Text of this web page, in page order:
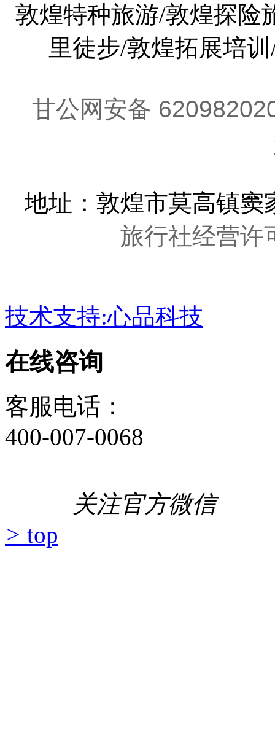
敦煌特种旅游/敦煌探险
里徒步/敦煌拓展培
甘公网安备
地址：敦煌市莫高镇
旅行社经营许
技术支持:心品科技
在线咨询
客服电话：
400-007-0068
关注官方微信
> top